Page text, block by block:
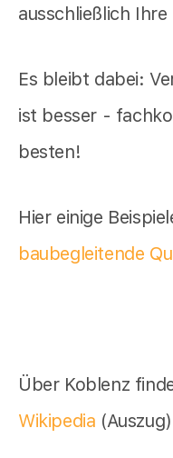
ausschließlich
Es bleibt dabei:
ist besser -
besten!
Hier einige
baubegleitende
Über Koblenz
Wikipedia (Auszug)